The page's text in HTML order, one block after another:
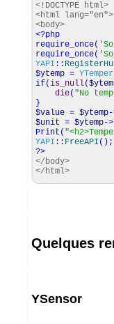
<!DOCTYPE html>
<html lang="en">
<body>
<?php
require_once(
require_once(
YAPI ::
$ytemp =
if(is_null(
die( "No
}
$value = $ytemp
$unit = $ytemp->
Print (
YAPI :: FreeAPI ( ) ;
?>
</body>
</html>
Quelques
YSensor